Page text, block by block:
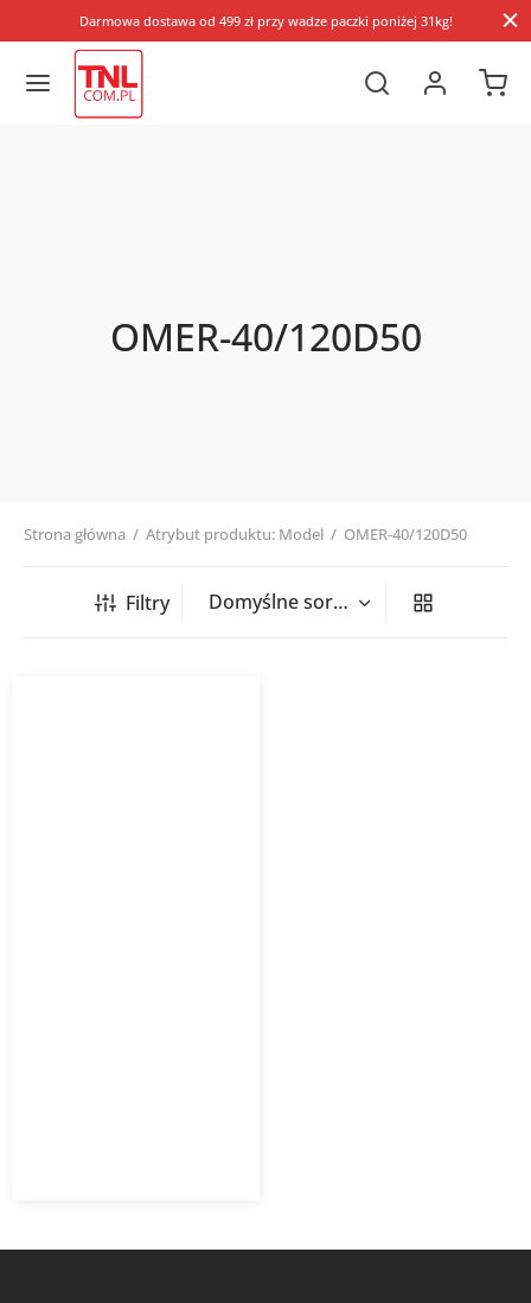
Darmowa dostawa od 499 zł przy wadze paczki poniżej 31kg!
OMER-40/120D50
Strona główna / Atrybut produktu: Model / OMER-40/120D50
Filtry